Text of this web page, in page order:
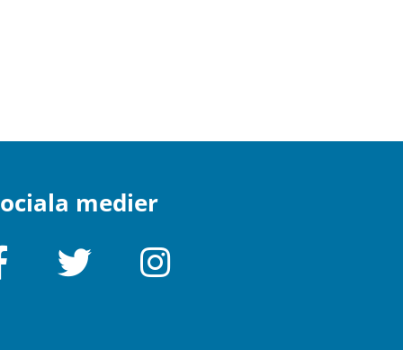
medier
Facebook Twitter Instagram